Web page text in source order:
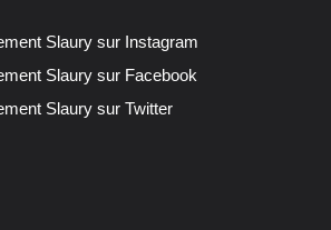
Slaury sur Instagram
Slaury sur Facebook
Slaury sur Twitter